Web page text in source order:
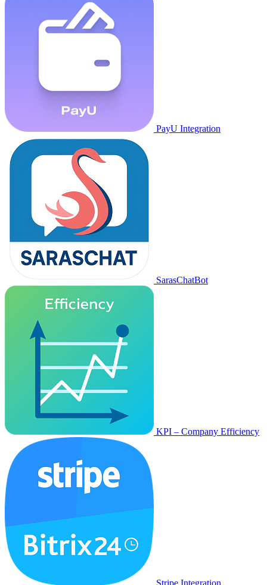
PayU Integration
SarasChatBot
KPI – Company Efficiency
Stripe Integration